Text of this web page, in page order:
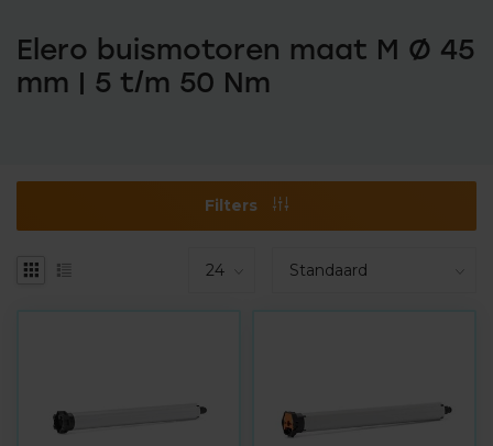
Elero buismotoren maat M Ø 45
mm | 5 t/m 50 Nm
Filters